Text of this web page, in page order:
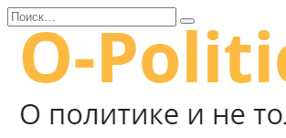
Перейти
к
содержанию
Search
for: